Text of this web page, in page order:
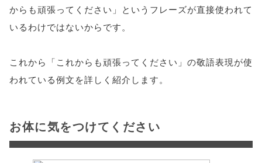
からも頑張ってください」というフレーズが直接使われて
いるわけではないからです。
これから「これからも頑張ってください」の敬語表現が使
われている例文を詳しく紹介します。
お体に気をつけてください